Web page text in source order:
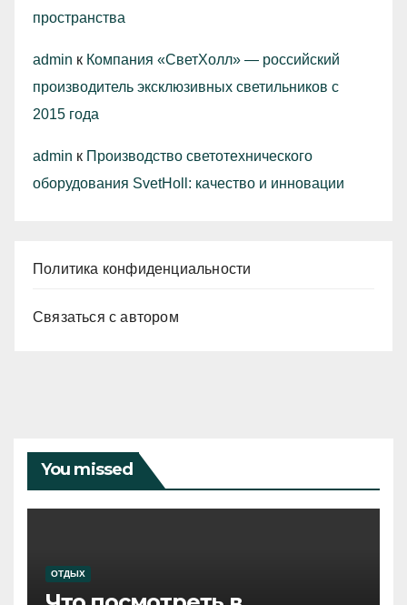
пространства
admin к Компания «СветХолл» — российский
производитель эксклюзивных светильников с
2015 года
admin к Производство светотехнического
оборудования SvetHoll: качество и инновации
Политика конфиденциальности
Связаться с автором
You missed
ОТДЫХ